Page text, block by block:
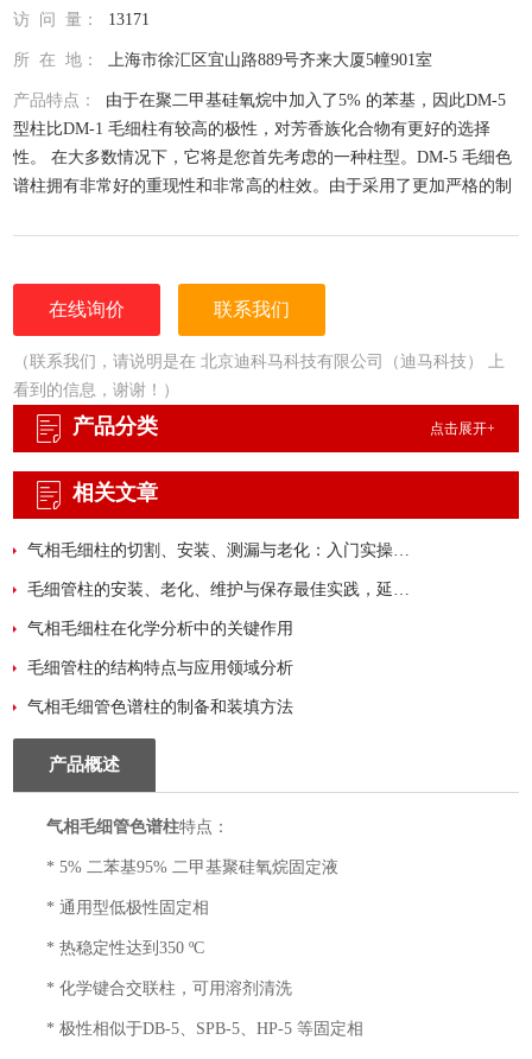
访 问 量： 13171
所 在 地：上海市徐汇区宜山路889号齐来大厦5幢901室
产品特点： 由于在聚二甲基硅氧烷中加入了5% 的苯基，因此DM-5
型柱比DM-1 毛细柱有较高的极性，对芳香族化合物有更好的选择
性。 在大多数情况下，它将是您首先考虑的一种柱型。DM-5 毛细色
谱柱拥有非常好的重现性和非常高的柱效。由于采用了更加严格的制
在线询价 联系我们
（联系我们，请说明是在 北京迪科马科技有限公司（迪马科技） 上
看到的信息，谢谢！）
产品分类 点击展开+
相关文章
气相毛细柱的切割、安装、测漏与老化：入门实操指南
毛细管柱的安装、老化、维护与保存最佳实践，延长柱寿命
气相毛细柱在化学分析中的关键作用
毛细管柱的结构特点与应用领域分析
气相毛细管色谱柱的制备和装填方法
产品概述
气相毛细管色谱柱特点：
* 5% 二苯基95% 二甲基聚硅氧烷固定液
* 通用型低极性固定相
* 热稳定性达到350 ºC
* 化学键合交联柱，可用溶剂清洗
* 极性相似于DB-5、SPB-5、HP-5 等固定相